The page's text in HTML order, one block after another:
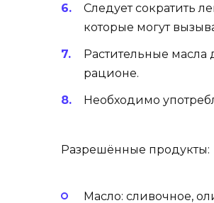
Следует сократить
которые могут
Растительные масла
рационе.
Необходимо
Разрешённые продукты:
Масло: сливочное,